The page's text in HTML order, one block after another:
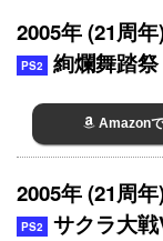
2005年 (21周
PS2 絢爛舞踏祭
Amazon
2005年 (21周
PS2 サクラ大